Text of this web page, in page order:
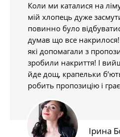
Коли ми каталися на
мій хлопець дуже
повинно було
думав що все накрилося!
які допомагали з
зробили накриття! І
йде дощ, крапельки
робить пропозицію і
Ірина